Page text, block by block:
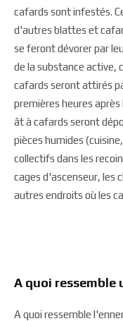
cafards sont infestés.
d'autres blattes et
se feront dévorer par
de la substance active,
cafards seront attirés
premières heures
ât à cafards seront
pièces humides
collectifs dans les
cages d'ascenseur, les
autres endroits où les
A quoi ressemble
A quoi ressemble